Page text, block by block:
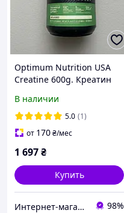
Optimum Nutrition USA
Creatine 600g. Креатин
Nutrition USA.
В наличии
5.0 (1)
от 170₴/мес
1 697₴
Купить
Интернет-магазин TrueMass 98%